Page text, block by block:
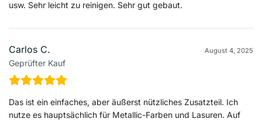
usw. Sehr leicht zu reinigen. Sehr gut gebaut.
Carlos C.
Geprüfter Kauf
August 4, 2025
Das ist ein einfaches, aber äußerst nützliches Zusatzteil. Ich
nutze es hauptsächlich für Metallic-Farben und Lasuren. Auf